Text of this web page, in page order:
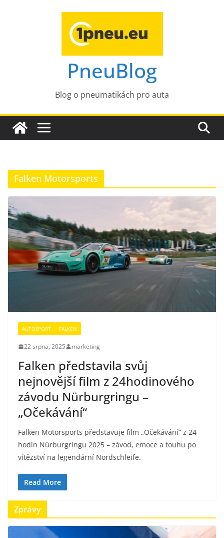
PneuBlog
Blog o pneumatikách pro auta
Falken Motorsports
AUTOSPORT FALKEN
22 srpna, 2025 marketing
Falken představila svůj
nejnovější film z 24hodinového
závodu Nürburgringu –
„Očekávání“
Falken Motorsports představuje film „Očekávání“ z 24
hodin Nürburgringu 2025 – závod, emoce a touhu po
vítězství na legendární Nordschleife.
Read More
Zprávy